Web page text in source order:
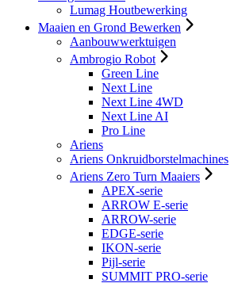
Lumag Houtbewerking
Maaien en Grond Bewerken
Aanbouwwerktuigen
Ambrogio Robot
Green Line
Next Line
Next Line 4WD
Next Line AI
Pro Line
Ariens
Ariens Onkruidborstelmachines
Ariens Zero Turn Maaiers
APEX-serie
ARROW E-serie
ARROW-serie
EDGE-serie
IKON-serie
Pijl-serie
SUMMIT PRO-serie